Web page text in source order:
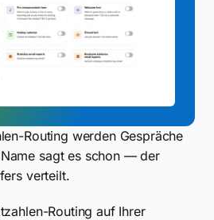
Routing werden Gespräche
sagt es schon — der
verteilt.
Routing auf Ihrer